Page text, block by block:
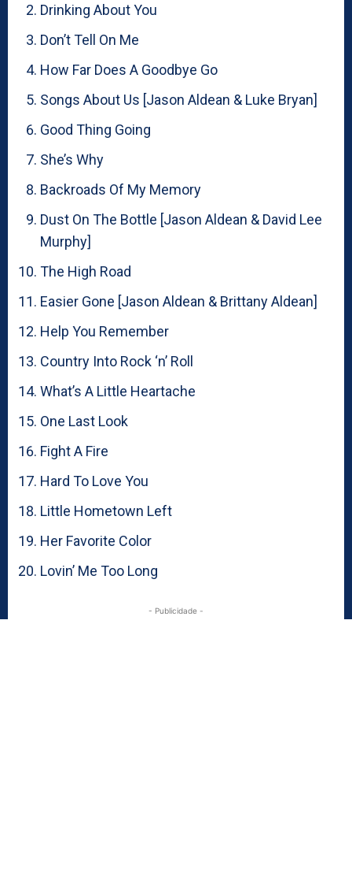
Drinking About You
Don’t Tell On Me
How Far Does A Goodbye Go
Songs About Us [Jason Aldean & Luke Bryan]
Good Thing Going
She’s Why
Backroads Of My Memory
Dust On The Bottle [Jason Aldean & David Lee
Murphy]
The High Road
Easier Gone [Jason Aldean & Brittany Aldean]
Help You Remember
Country Into Rock ‘n’ Roll
What’s A Little Heartache
One Last Look
Fight A Fire
Hard To Love You
Little Hometown Left
Her Favorite Color
Lovin’ Me Too Long
- Publicidade -